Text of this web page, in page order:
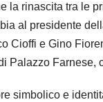
la rinascita tra le
al presidente
Cioffi e Gino
Palazzo
simbolico e